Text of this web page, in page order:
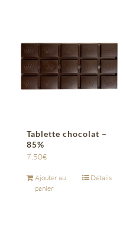
Tablette chocolat –
85%
7,50€
Ajouter au
panier
Détails